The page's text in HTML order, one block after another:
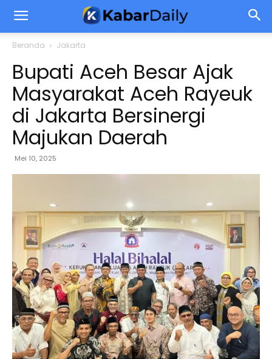
Beranda Jakarta
Bupati Aceh Besar Ajak
Masyarakat Aceh Rayeuk
di Jakarta Bersinergi
Majukan Daerah
Mei 10, 2025